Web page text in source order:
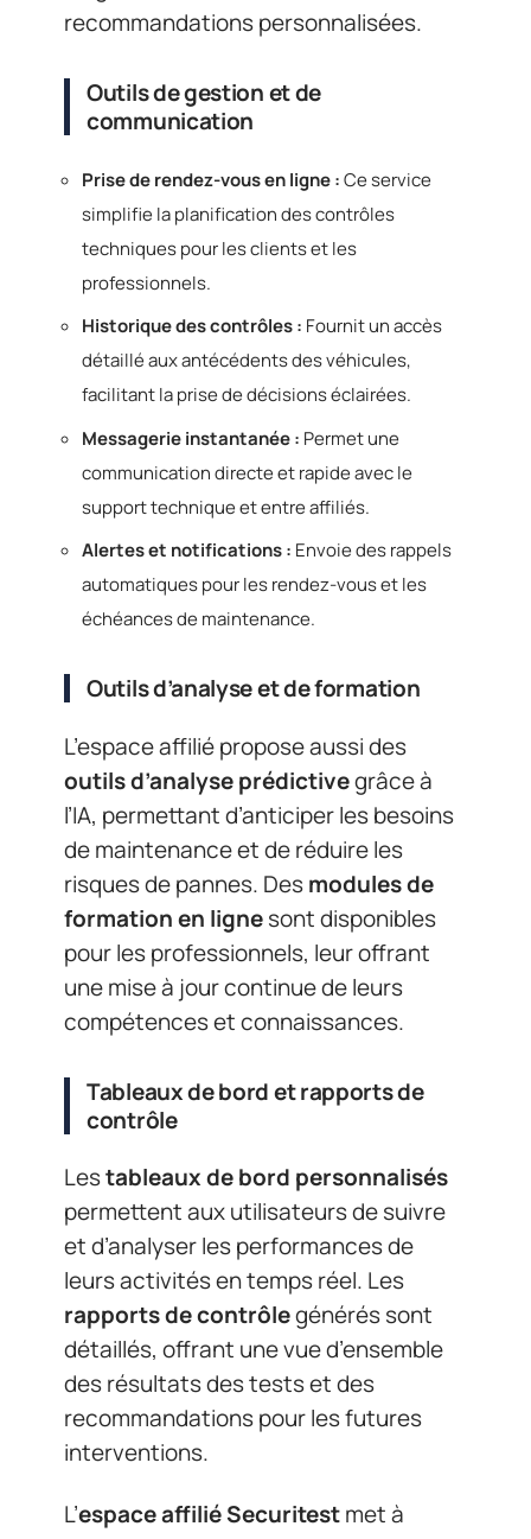
recommandations personnalisées.
Outils de gestion et de
communication
Prise de rendez-vous en ligne :Ce service
simplifie la planification des contrôles
techniques pour les clients et les
professionnels.
Historique des contrôles : Fournit un accès
détaillé aux antécédents des véhicules,
facilitant la prise de décisions éclairées.
Messagerie instantanée : Permet une
communication directe et rapide avec le
support technique et entre affiliés.
Alertes et notifications : Envoie des rappels
automatiques pour les rendez-vous et les
échéances de maintenance.
Outils d’analyse et de formation
L’espace affilié propose aussi des
outils d’analyse prédictivegrâce à
l’IA, permettant d’anticiper les besoins
de maintenance et de réduire les
risques de pannes. Desmodules de
formation en lignesont disponibles
pour les professionnels, leur offrant
une mise à jour continue de leurs
compétences et connaissances.
Tableaux de bord et rapports de
contrôle
Lestableaux de bord personnalisés
permettent aux utilisateurs de suivre
et d’analyser les performances de
leurs activités en temps réel. Les
rapports de contrôlegénérés sont
détaillés, offrant une vue d’ensemble
des résultats des tests et des
recommandations pour les futures
interventions.
L’espace affilié Securitestmet à